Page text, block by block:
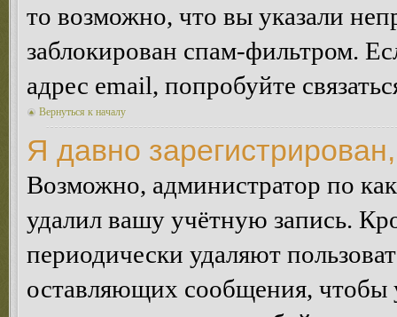
то возможно, что вы указали
заблокирован спам-фильтром.
адрес email, попробуйте
Вернуться к началу
Я давно
Возможно, администратор по
удалил вашу учётную запись.
периодически удаляют
оставляющих сообщения, чтобы